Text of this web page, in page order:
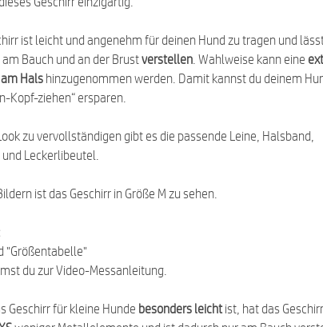
ist leicht und angenehm für deinen Hund zu tragen und
Bauch und an der Brustverstellen . Wahlweise kann eine
Hals hinzugenommen werden. Damit kannst du deinem
Kopf-ziehen“ ersparen.
zu vervollständigen gibt es die passende Leine, Halsband,
Leckerlibeutel.
ist das Geschirr in Größe M zu sehen.
"Größentabelle"
du zur Video-Messanleitung.
Geschirr für kleine Hunde besonders leichtist, hat das Geschirr